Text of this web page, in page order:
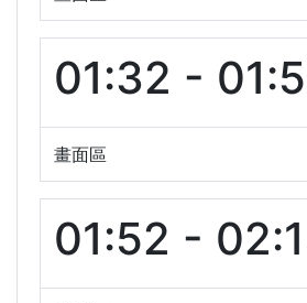
01:32 -
畫面區
01:52 -